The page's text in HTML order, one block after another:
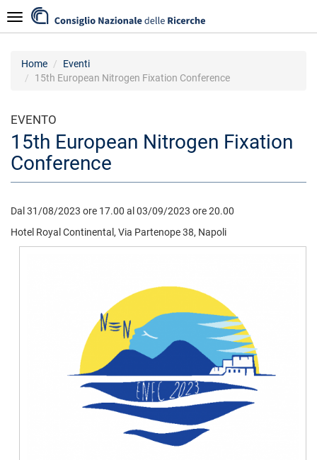
al
contenuto
Navigazione
Home
Eventi
15th European Nitrogen Fixation Conference
EVENTO
15th European Nitrogen Fixation
Conference
Dal 31/08/2023 ore 17.00 al 03/09/2023 ore 20.00
Hotel Royal Continental, Via Partenope 38, Napoli